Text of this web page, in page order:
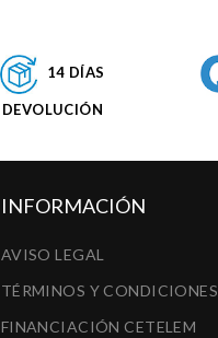
14 DÍAS
DEVOLUCIÓN
INFORMACIÓN
AVISO LEGAL
TÉRMINOS Y CONDICIONES
FINANCIACIÓN CETELEM